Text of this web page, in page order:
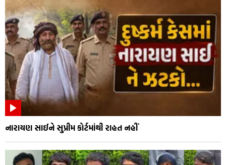
નારાયણ સાઈને સુપ્રીમ કોર્ટમાંથી રાહત નહીં